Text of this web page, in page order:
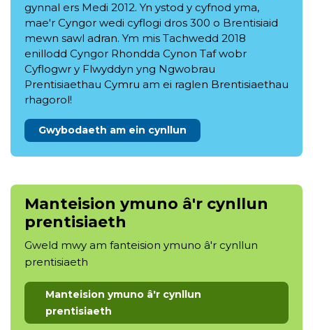
gynnal ers Medi 2012. Yn ystod y cyfnod yma,
mae'r Cyngor wedi cyflogi dros 300 o Brentisiaid
mewn sawl adran. Ym mis Tachwedd 2018
enillodd Cyngor Rhondda Cynon Taf wobr
Cyflogwr y Flwyddyn yng Ngwobrau
Prentisiaethau Cymru am ei raglen Brentisiaethau
rhagorol!
Gwybodaeth am ein cynllun
Manteision ymuno â'r cynllun
prentisiaeth
Gweld mwy am fanteision ymuno â'r cynllun
prentisiaeth
Manteision ymuno â'r cynllun
prentisiaeth